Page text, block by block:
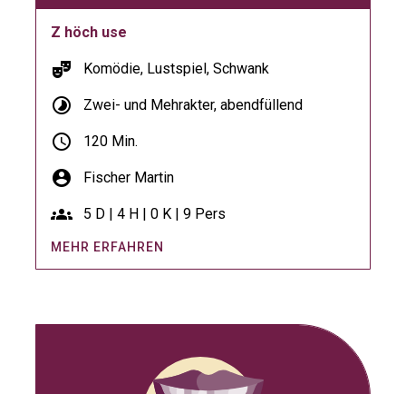
Z höch use
theater_comedy Komödie, Lustspiel, Schwank
timelapse Zwei- und Mehrakter, abendfüllend
schedule 120 Min.
account_circle Fischer Martin
groups 5 D | 4 H | 0 K | 9 Pers
MEHR ERFAHREN